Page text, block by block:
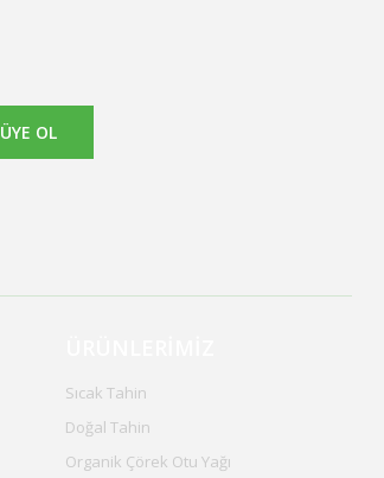
ÜYE OL
Sıcak Tahin
Doğal Tahin
Organik Çörek Otu Yağı